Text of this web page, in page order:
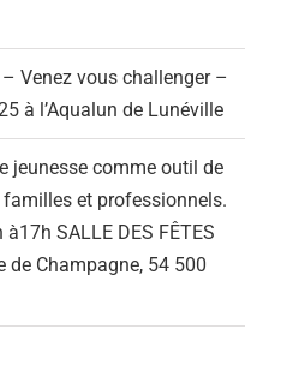
– Venez vous challenger –
à l’Aqualun de Lunéville
jeunesse comme outil de
et professionnels.
SALLE DES FÊTES
de Champagne, 54 500